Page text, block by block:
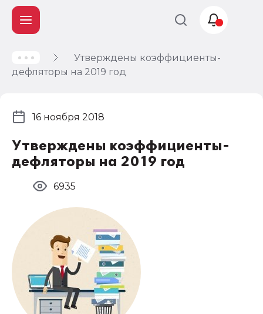
Утверждены коэффициенты-
дефляторы на 2019 год
Утверждены коэффициенты-
дефляторы на 2019 год
16 ноября 2018
6935
Учет и
налогообложение